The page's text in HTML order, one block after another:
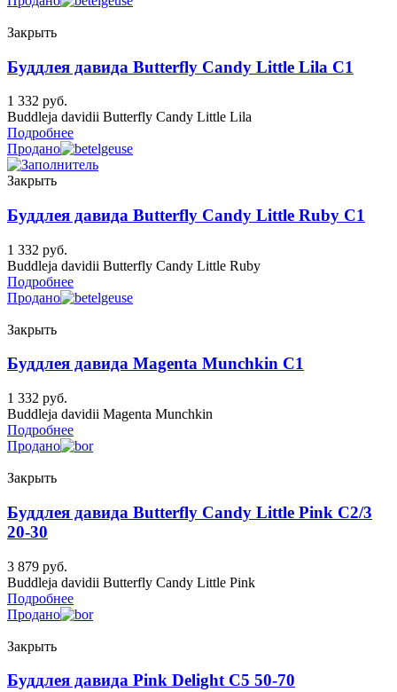
Закрыть
Буддлея давида Butterfly Candy Little Lila C1
1 332 руб.
Buddleja davidii Butterfly Candy Little Lila
Подробнее
Продано
Закрыть
Буддлея давида Butterfly Candy Little Ruby C1
1 332 руб.
Buddleja davidii Butterfly Candy Little Ruby
Подробнее
Продано
Закрыть
Буддлея давида Magenta Munchkin C1
1 332 руб.
Buddleja davidii Magenta Munchkin
Подробнее
Продано
Закрыть
Буддлея давида Butterfly Candy Little Pink C2/3
20-30
3 879 руб.
Buddleja davidii Butterfly Candy Little Pink
Подробнее
Продано
Закрыть
Буддлея давида Pink Delight C5 50-70